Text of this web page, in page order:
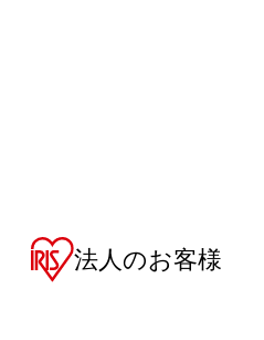
法人のお客様